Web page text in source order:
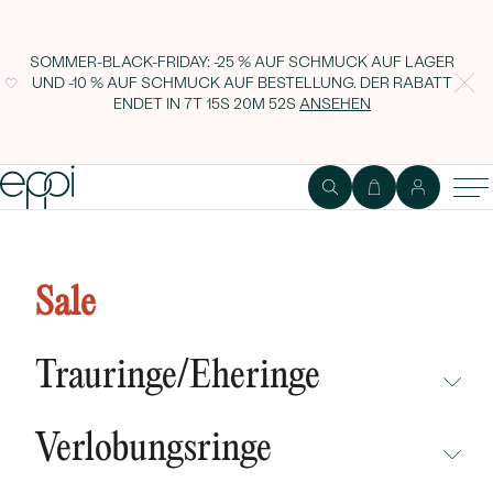
SOMMER-BLACK-FRIDAY: -25 % AUF SCHMUCK AUF LAGER
UND -10 % AUF SCHMUCK AUF BESTELLUNG. DER RABATT
ENDET IN 7T 15S 20M 52SANSEHEN
Sale
Trauringe/Eheringe
NEUHEITEN
Verlobungsringe
Diadah